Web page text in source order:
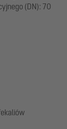
(DN): 70